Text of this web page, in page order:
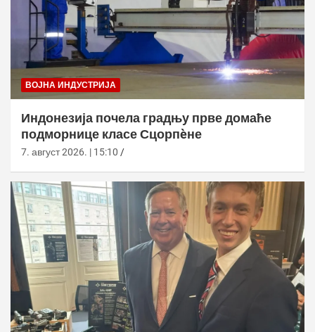
ВОЈНА ИНДУСТРИЈА
Индонезија почела градњу прве домаће
подморнице класе Сцорпèне
7. август 2026. | 15:10